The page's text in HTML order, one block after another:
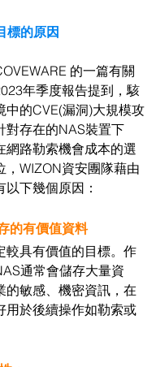
標的原因
的一篇有關
年季度報告提到，駭
中的CVE(漏洞)大規模攻
對存在的NAS裝置下
網路勒索機會成本的選
，WIZON資安團隊藉由
下幾個原因：
的有價值資料
較具有價值的目標。作
通常會儲存大量資
的敏感、機密資訊，在
用於後續操作如勒索或